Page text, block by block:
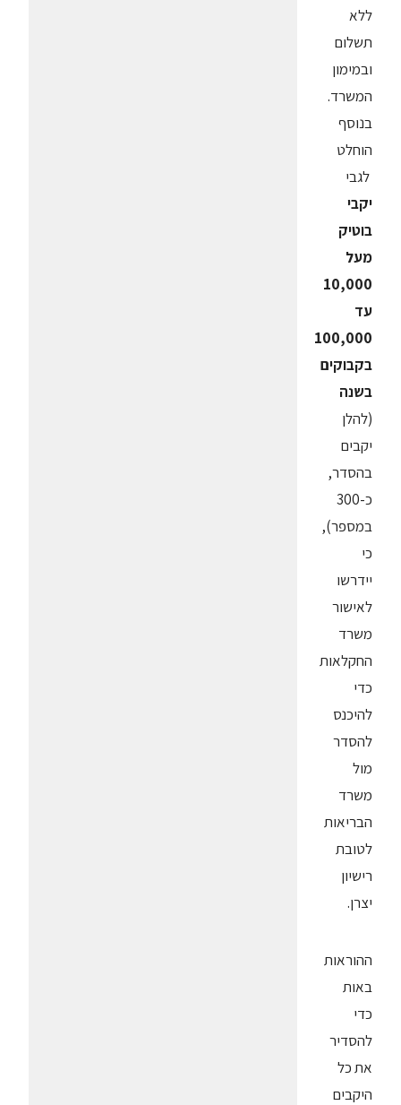
ללא
תשלום
ובמימון
המשרד.
בנוסף
הוחלט
לגבי
יקבי
בוטיק
מעל
10,000
עד
100,000
בקבוקים
בשנה
(להלן
יקבים
בהסדר,
כ-300
במספר),
כי
יידרשו
לאישור
משרד
החקלאות
כדי
להיכנס
להסדר
מול
משרד
הבריאות
לטובת
רישיון
יצרן.
ההוראות
באות
כדי
להסדיר
את כל
היקבים